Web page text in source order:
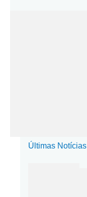
Últimas Notícias